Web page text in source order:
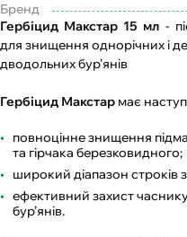
Бренд
Гербіцид Макстар 15 мл -
для знищення однорічних і
дводольних бур’янів
Гербіцид Макстар має
повноцінне знищення
та гірчака березковидного;
широкий діапазон строків
ефективний захист
бур’янів.